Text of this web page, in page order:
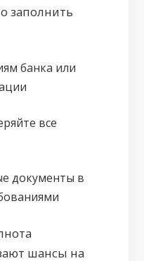
заполнить
банка или
все
документы в
шансы на